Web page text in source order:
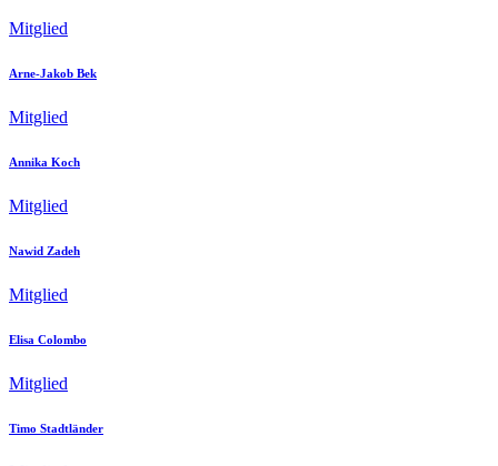
Mitglied
Arne-Jakob Bek
Mitglied
Annika Koch
Mitglied
Nawid Zadeh
Mitglied
Elisa Colombo
Mitglied
Timo Stadtländer